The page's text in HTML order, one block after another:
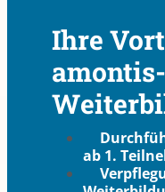
Ihre
amontis-
ab 1.